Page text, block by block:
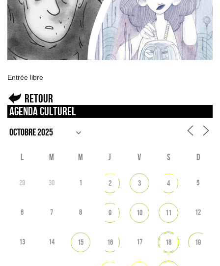
Entrée libre
Retour
Agenda culturel
L M M J V S D
29 30 1 2 3 4 5
6 7 8 9 10 11 12
13 14 15 16 17 18 19